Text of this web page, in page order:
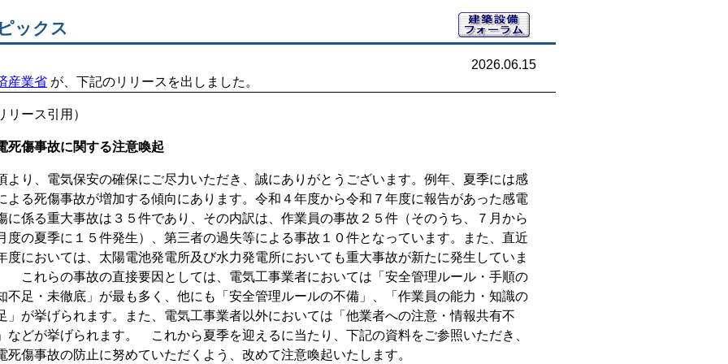
ックス
2026.06.15
産業省 が、下記のリリースを出しました。
リース引用）
死傷事故に関する注意喚起
より、電気保安の確保にご尽力いただき、誠にありがとうございます。例年、夏季には感
よる死傷事故が増加する傾向にあります。令和４年度から令和７年度に報告があった感電
に係る重大事故は３５件であり、その内訳は、作業員の事故２５件（そのうち、７月から
度の夏季に１５件発生）、第三者の過失等による事故１０件となっています。また、直近
度においては、太陽電池発電所及び水力発電所においても重大事故が新たに発生していま
これらの事故の直接要因としては、電気工事業者においては「安全管理ルール・手順の
不足・未徹底」が最も多く、他にも「安全管理ルールの不備」、「作業員の能力・知識の
」が挙げられます。また、電気工事業者以外においては「他業者への注意・情報共有不
などが挙げられます。 これから夏季を迎えるに当たり、下記の資料をご参照いただき、
死傷事故の防止に努めていただくよう、改めて注意喚起いたします。